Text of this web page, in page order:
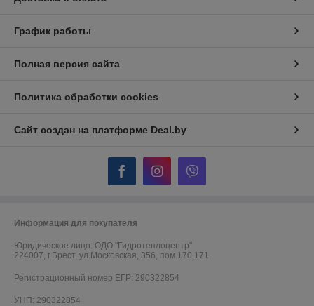
График работы
Полная версия сайта
Политика обработки cookies
Сайт создан на платформе Deal.by
Информация для покупателя
Юридическое лицо: ОДО "Гидротеплоцентр"
224007, г.Брест, ул.Московская, 356, пом.170,171
Регистрационный номер ЕГР: 290322854
УНП: 290322854